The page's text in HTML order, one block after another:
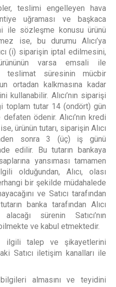
teslimi engelleyen hava
uğraması ve başkaca
ile sözleşme konusu ürünü
ise, bu durumu Alıcı’ya
(i) siparişin iptal edilmesini,
varsa emsali ile
teslimat süresinin mücbir
ortadan kalkmasına kadar
kullanabilir. Alıcı’nın siparişi
toplam tutar 14 (ondört) gün
ödenir. Alıcı’nın kredi
ürünün tutarı, siparişin Alıcı
sonra 3 (üç) iş günü
edilir. Bu tutarın bankaya
yansıması tamamen
olduğundan, Alıcı, olası
bir şekilde müdahalede
ve Satıcı tarafından
banka tarafından Alıcı
alacağı sürenin Satıcı’nın
ve kabul etmektedir.
ilgili talep ve şikayetlerini
Satıcı iletişim kanalları ile
almasını ve teyidini